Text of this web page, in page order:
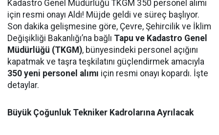
Kadastro Genel Müdürlüğü TKGM 350 personel alımı
için resmi onayı Aldı! Müjde geldi ve süreç başlıyor.
Son dakika gelişmesine göre, Çevre, Şehircilik ve İklim
Değişikliği Bakanlığı’na bağlı Tapu ve Kadastro Genel
Müdürlüğü (TKGM), bünyesindeki personel açığını
kapatmak ve taşra teşkilatını güçlendirmek amacıyla
350 yeni personel alımı için resmi onayı kopardı. İşte
detaylar.
Büyük Çoğunluk Tekniker Kadrolarına Ayrılacak